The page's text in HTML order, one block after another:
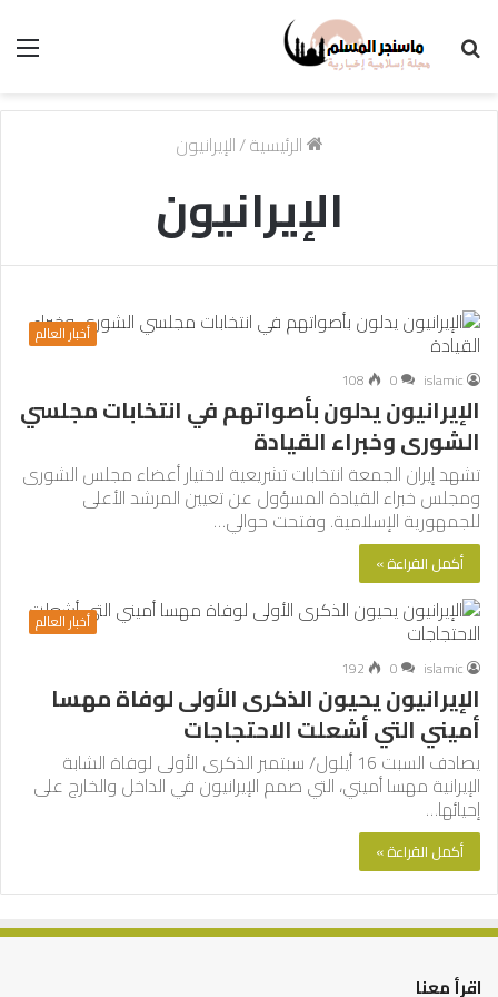
الرئيسية/الإيرانيون
الإيرانيون
أخبار العالم
islamic
0
108
الإيرانيون يدلون بأصواتهم في انتخابات مجلسي
الشورى وخبراء القيادة
تشهد إيران الجمعة انتخابات تشريعية لاختيار أعضاء مجلس الشورى
ومجلس خبراء القيادة المسؤول عن تعيين المرشد الأعلى
للجمهورية الإسلامية. وفتحت حوالي…
أكمل القراءة »
أخبار العالم
islamic
0
192
الإيرانيون يحيون الذكرى الأولى لوفاة مهسا
أميني التي أشعلت الاحتجاجات
يصادف السبت 16 أيلول/ سبتمبر الذكرى الأولى لوفاة الشابة
الإيرانية مهسا أميني، التي صمم الإيرانيون في الداخل والخارج على
إحيائها…
أكمل القراءة »
اقرأ معنا